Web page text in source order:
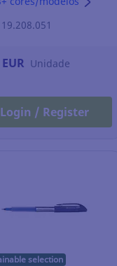
Unidade
Login / Register
selection